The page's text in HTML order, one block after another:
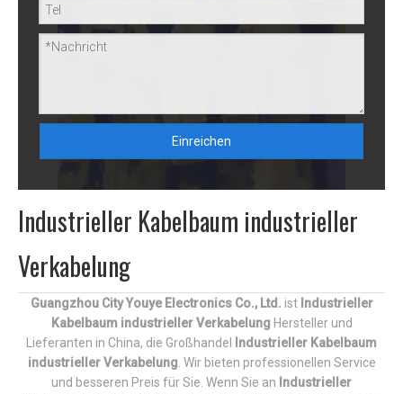
Einreichen
Industrieller Kabelbaum industrieller
Verkabelung
Guangzhou City Youye Electronics Co., Ltd. ist Industrieller
Kabelbaum industrieller Verkabelung Hersteller und
Lieferanten in China, die Großhandel
Industrieller Kabelbaum
industrieller Verkabelung . Wir bieten professionellen Service
und besseren Preis für Sie. Wenn Sie an Industrieller